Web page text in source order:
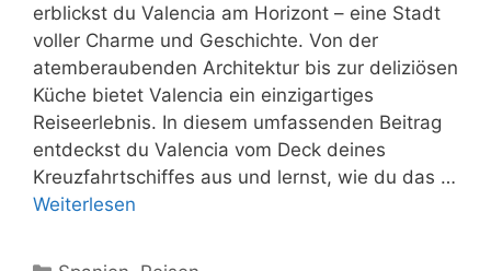
erblickst du Valencia am Horizont – eine Stadt
voller Charme und Geschichte. Von der
atemberaubenden Architektur bis zur deliziösen
Küche bietet Valencia ein einzigartiges
Reiseerlebnis. In diesem umfassenden Beitrag
entdeckst du Valencia vom Deck deines
Kreuzfahrtschiffes aus und lernst, wie du das …
Weiterlesen